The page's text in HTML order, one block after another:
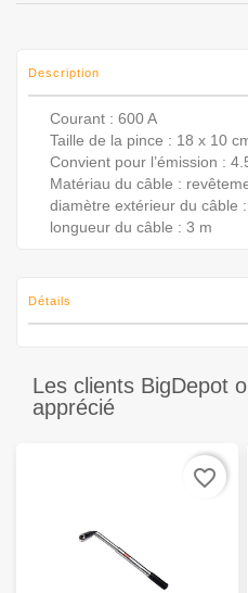
Description
Courant : 600 A
Taille de la pince : 18 x 10
Convient pour l’émission :
Matériau du câble :
diamètre extérieur du câble :
longueur du câble : 3 m
Détails
Les clients BigDepot
apprécié
favorite_border